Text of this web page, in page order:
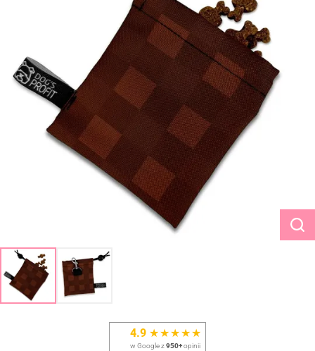
4.9 ★★★★★
w Google z950+opinii